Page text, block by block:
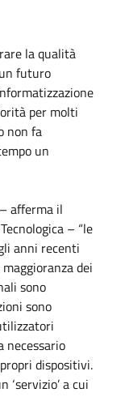
la qualità
futuro
per molti
non fa
un
afferma il
– “le
anni recenti
dei
sono
sono
necessario
dispositivi.
a cui